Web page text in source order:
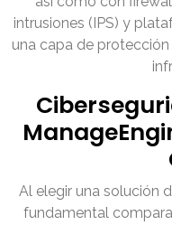
intrusiones (IPS) y
una capa de
Al elegir una solución
fundamental